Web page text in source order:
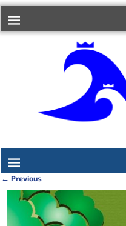
treści
Nawigacja
← Previous